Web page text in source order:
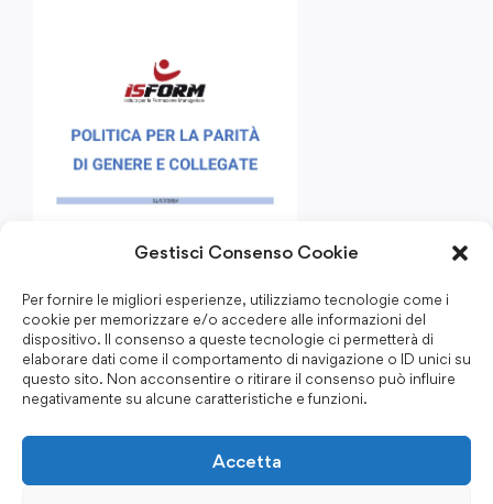
Gestisci Consenso Cookie
Per fornire le migliori esperienze, utilizziamo tecnologie come i
cookie per memorizzare e/o accedere alle informazioni del
dispositivo. Il consenso a queste tecnologie ci permetterà di
elaborare dati come il comportamento di navigazione o ID unici su
questo sito. Non acconsentire o ritirare il consenso può influire
negativamente su alcune caratteristiche e funzioni.
Accetta